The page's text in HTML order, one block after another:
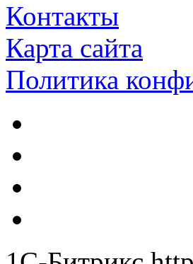
Контакты
Карта сайта
Политика